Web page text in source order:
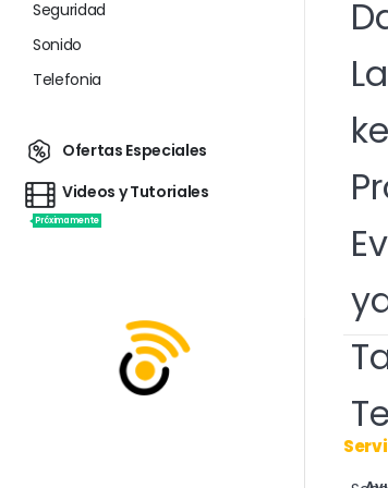
Seguridad
Sonido
Telefonia
Ofertas Especiales
Videos y Tutoriales
Próximamente